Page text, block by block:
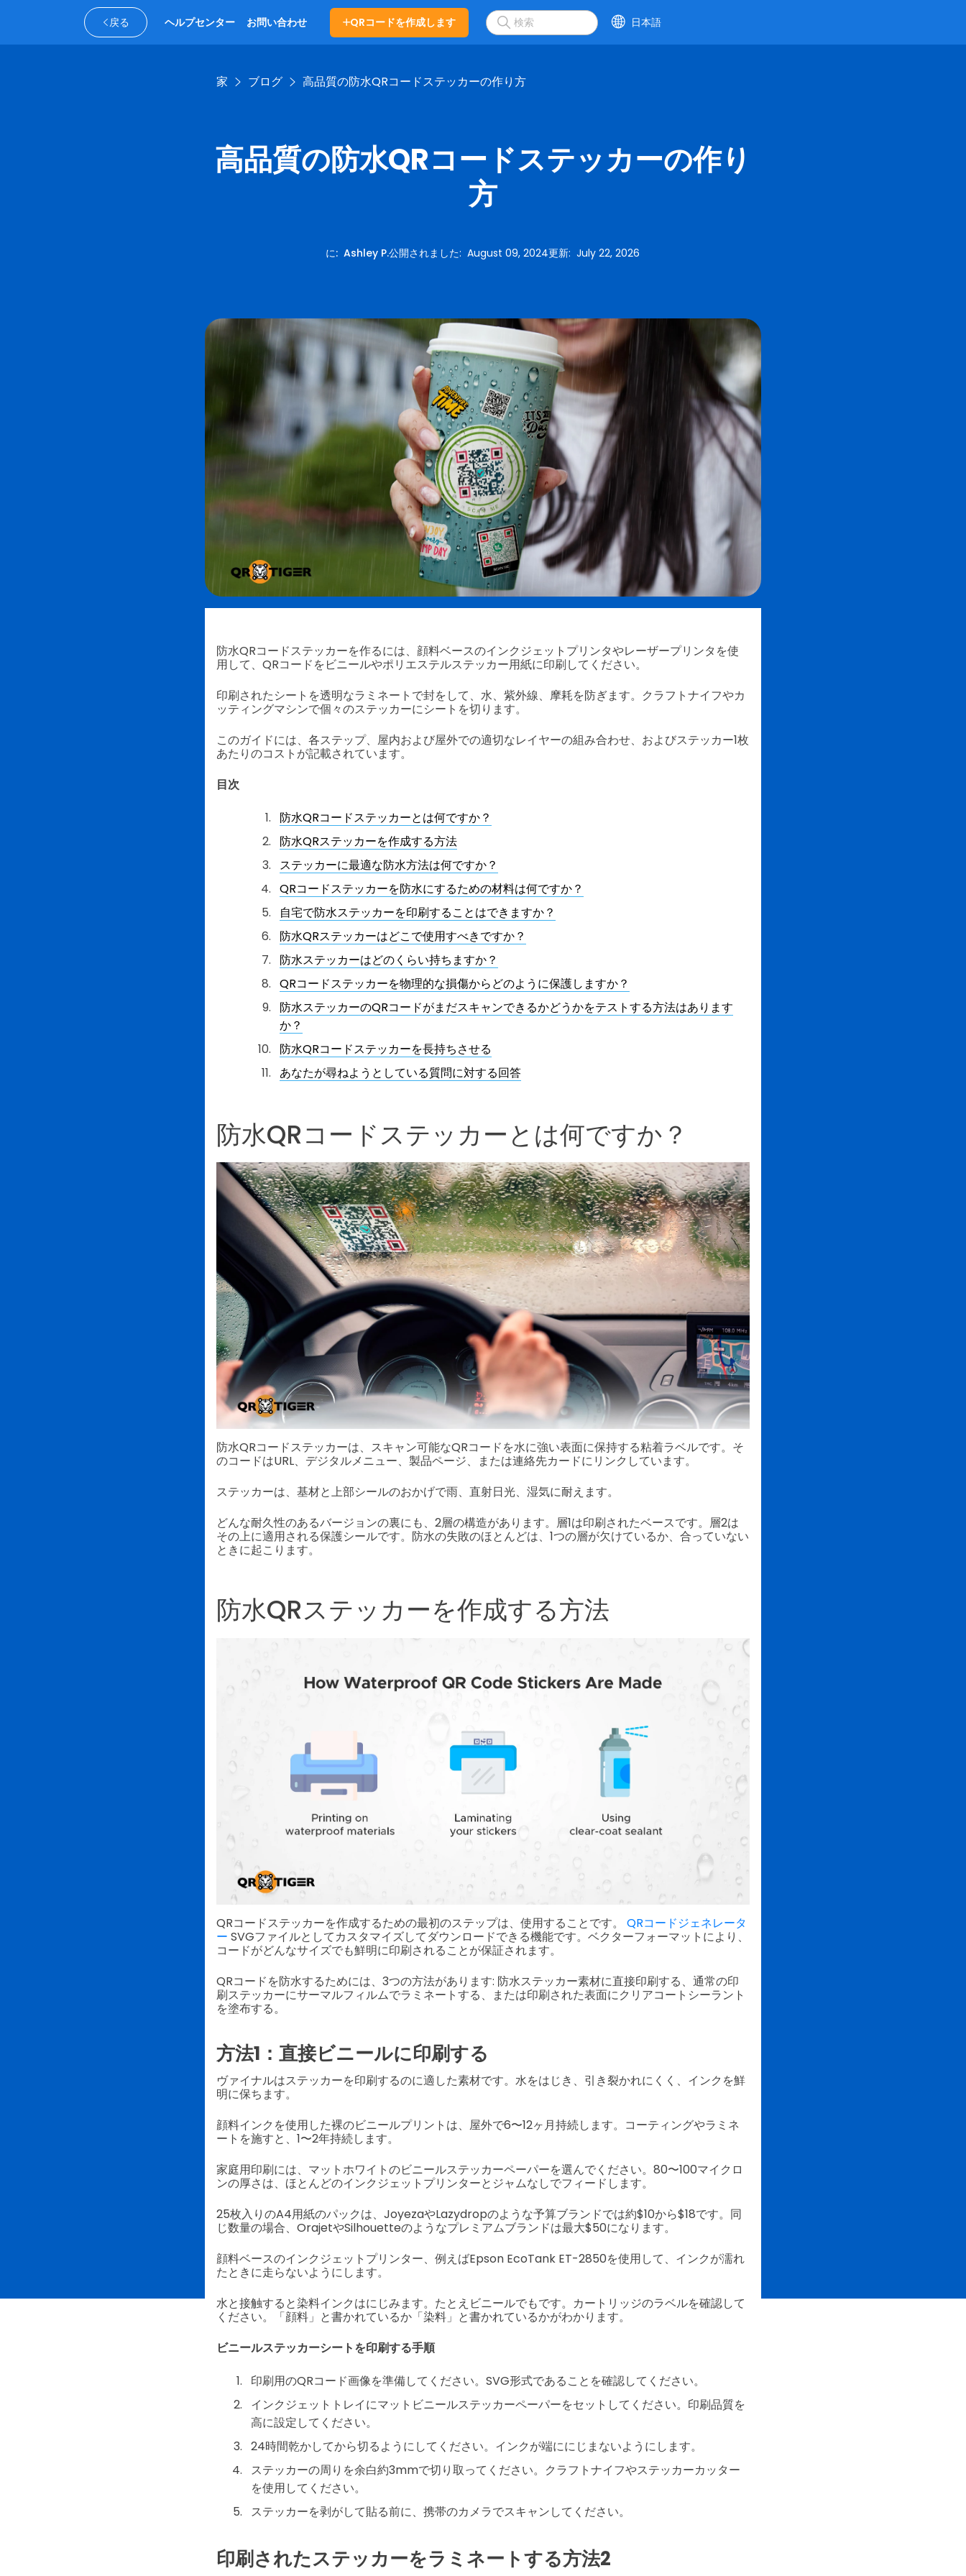
戻る ヘルプセンター お問い合わせ QRコードを作成します 日本語
家 ブログ 高品質の防水QRコードステッカーの作り方
高品質の防水QRコードステッカーの作り
方
に:Ashley P.公開されました:August 09, 2024更新:July 22, 2026
防水QRコードステッカーを作るには、顔料ベースのインクジェットプリンタやレーザープリンタを使
用して、QRコードをビニールやポリエステルステッカー用紙に印刷してください。
印刷されたシートを透明なラミネートで封をして、水、紫外線、摩耗を防ぎます。クラフトナイフやカ
ッティングマシンで個々のステッカーにシートを切ります。
このガイドには、各ステップ、屋内および屋外での適切なレイヤーの組み合わせ、およびステッカー1枚
あたりのコストが記載されています。
目次
防水QRコードステッカーとは何ですか？
防水QRステッカーを作成する方法
ステッカーに最適な防水方法は何ですか？
QRコードステッカーを防水にするための材料は何ですか？
自宅で防水ステッカーを印刷することはできますか？
防水QRステッカーはどこで使用すべきですか？
防水ステッカーはどのくらい持ちますか？
QRコードステッカーを物理的な損傷からどのように保護しますか？
防水ステッカーのQRコードがまだスキャンできるかどうかをテストする方法はあります
か？
防水QRコードステッカーを長持ちさせる
あなたが尋ねようとしている質問に対する回答
防水QRコードステッカーとは何ですか？
防水QRコードステッカーは、スキャン可能なQRコードを水に強い表面に保持する粘着ラベルです。そ
のコードはURL、デジタルメニュー、製品ページ、または連絡先カードにリンクしています。
ステッカーは、基材と上部シールのおかげで雨、直射日光、湿気に耐えます。
どんな耐久性のあるバージョンの裏にも、2層の構造があります。層1は印刷されたベースです。層2は
その上に適用される保護シールです。防水の失敗のほとんどは、1つの層が欠けているか、合っていない
ときに起こります。
防水QRステッカーを作成する方法
QRコードステッカーを作成するための最初のステップは、使用することです。 QRコードジェネレータ
ー SVGファイルとしてカスタマイズしてダウンロードできる機能です。ベクターフォーマットにより、
コードがどんなサイズでも鮮明に印刷されることが保証されます。
QRコードを防水するためには、3つの方法があります: 防水ステッカー素材に直接印刷する、通常の印
刷ステッカーにサーマルフィルムでラミネートする、または印刷された表面にクリアコートシーラント
を塗布する。
方法1：直接ビニールに印刷する
ヴァイナルはステッカーを印刷するのに適した素材です。水をはじき、引き裂かれにくく、インクを鮮
明に保ちます。
顔料インクを使用した裸のビニールプリントは、屋外で6〜12ヶ月持続します。コーティングやラミネ
ートを施すと、1〜2年持続します。
家庭用印刷には、マットホワイトのビニールステッカーペーパーを選んでください。80〜100マイクロ
ンの厚さは、ほとんどのインクジェットプリンターとジャムなしでフィードします。
25枚入りのA4用紙のパックは、JoyezaやLazydropのような予算ブランドでは約$10から$18です。同
じ数量の場合、OrajetやSilhouetteのようなプレミアムブランドは最大$50になります。
顔料ベースのインクジェットプリンター、例えばEpson EcoTank ET-2850を使用して、インクが濡れ
たときに走らないようにします。
水と接触すると染料インクはにじみます。たとえビニールでもです。カートリッジのラベルを確認して
ください。「顔料」と書かれているか「染料」と書かれているかがわかります。
ビニールステッカーシートを印刷する手順
印刷用のQRコード画像を準備してください。SVG形式であることを確認してください。
インクジェットトレイにマットビニールステッカーペーパーをセットしてください。印刷品質を
高に設定してください。
24時間乾かしてから切るようにしてください。インクが端ににじまないようにします。
ステッカーの周りを余白約3mmで切り取ってください。クラフトナイフやステッカーカッター
を使用してください。
ステッカーを剥がして貼る前に、携帯のカメラでスキャンしてください。
印刷されたステッカーをラミネートする方法2